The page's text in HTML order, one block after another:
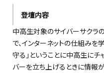
登壇内容
中高生対象のサイバーサクラ
で、インターネットの仕組みを
守る」ということに中高生にチ
バーを立ち上げるときに情報